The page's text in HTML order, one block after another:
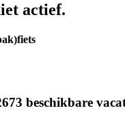
actief.
beschikbare